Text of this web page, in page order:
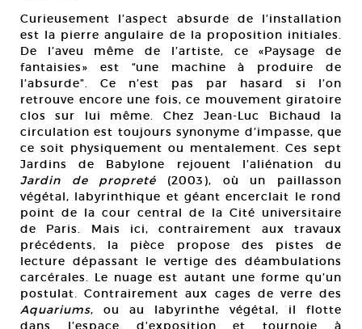
Curieusement l’aspect absurde de l’installation
est la pierre angulaire de la proposition initiales.
De l’aveu même de l’artiste, ce «Paysage de
fantaisies» est “une machine à produire de
l’absurde”. Ce n’est pas par hasard si l’on
retrouve encore une fois, ce mouvement giratoire
clos sur lui même. Chez Jean-Luc Bichaud la
circulation est toujours synonyme d’impasse, que
ce soit physiquement ou mentalement. Ces sept
Jardins de Babylone rejouent l’aliénation du
Jardin de propreté (2003), où un paillasson
végétal, labyrinthique et géant encerclait le rond
point de la cour central de la Cité universitaire
de Paris. Mais ici, contrairement aux travaux
précédents, la pièce propose des pistes de
lecture dépassant le vertige des déambulations
carcérales. Le nuage est autant une forme qu’un
postulat. Contrairement aux cages de verre des
Aquariums, ou au labyrinthe végétal, il flotte
dans l’espace d’exposition et tournoie à